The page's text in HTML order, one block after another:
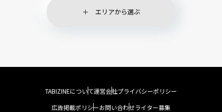
エリアから選ぶ
TABIZINEについて運営会社プライバシーポリシー
広告掲載ポリシーお問い合わせライター募集